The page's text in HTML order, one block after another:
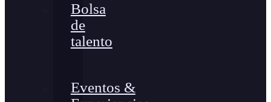
Bolsa
de
talento
Eventos &